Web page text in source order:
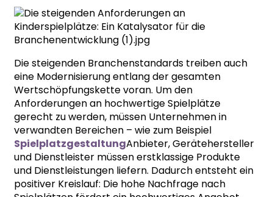
Die steigenden Branchenstandards treiben auch
eine Modernisierung entlang der gesamten
Wertschöpfungskette voran. Um den
Anforderungen an hochwertige Spielplätze
gerecht zu werden, müssen Unternehmen in
verwandten Bereichen – wie zum Beispiel
SpielplatzgestaltungAnbieter, Gerätehersteller
und Dienstleister müssen erstklassige Produkte
und Dienstleistungen liefern. Dadurch entsteht ein
positiver Kreislauf: Die hohe Nachfrage nach